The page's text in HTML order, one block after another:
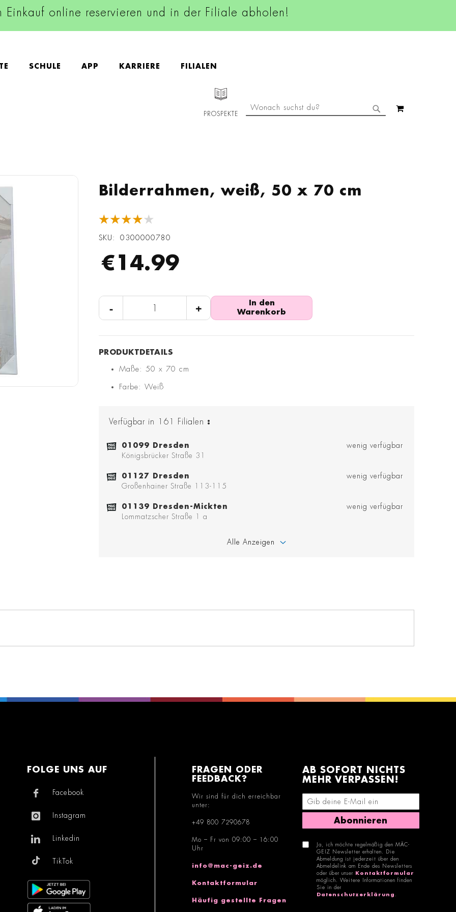
Einkauf online reservieren und in der Filiale abholen!
SCHULE APP KARRIERE FILIALEN
PROSPEKTE
SUCHE
Bilderrahmen, weiß, 50 x 70 cm
★★★★★
SKU 0300000780
€14.99
- +
In den
Warenkorb
Maße: 50 x 70 cm
Farbe: Weiß
Verfügbar in 161 Filialen :
01099 Dresden
Königsbrücker Straße 31
wenig verfügbar
01127 Dresden
Großenhainer Straße 113-115
wenig verfügbar
01139 Dresden-Mickten
Lommatzscher Straße 1 a
wenig verfügbar
Alle Anzeigen
FOLGE UNS AUF
Facebook
Instagram
Linkedin
TikTok
FRAGEN ODER
FEEDBACK?
Wir sind für dich erreichbar
unter:
+49 800 7290678
Mo – Fr von 09:00 – 16:00
Uhr
info@mac-geiz.de
Kontaktformular
Häufig gestellte Fragen
AB SOFORT NICHTS
MEHR VERPASSEN!
E-Mail-Adresse eingeben
Abonnieren
Ja, ich möchte regelmäßig den MÄC-
GEIZ Newsletter erhalten. Die
Abmeldung ist jederzeit über den
Abmeldelink am Ende des Newsletters
oder über unser
Kontaktformular
möglich. Weitere Informationen finden
Sie in der
Datenschutzerklärung .